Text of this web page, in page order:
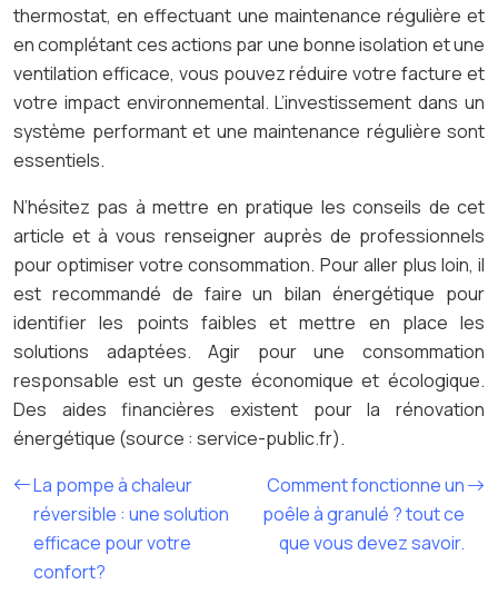
thermostat, en effectuant une maintenance régulière et
en complétant ces actions par une bonne isolation et une
ventilation efficace, vous pouvez réduire votre facture et
votre impact environnemental. L’investissement dans un
système performant et une maintenance régulière sont
essentiels.
N’hésitez pas à mettre en pratique les conseils de cet
article et à vous renseigner auprès de professionnels
pour optimiser votre consommation. Pour aller plus loin, il
est recommandé de faire un bilan énergétique pour
identifier les points faibles et mettre en place les
solutions adaptées. Agir pour une consommation
responsable est un geste économique et écologique.
Des aides financières existent pour la rénovation
énergétique (source : service-public.fr).
La pompe à chaleur
réversible : une solution
efficace pour votre
confort?
Comment fonctionne un
poêle à granulé ? tout ce
que vous devez savoir.